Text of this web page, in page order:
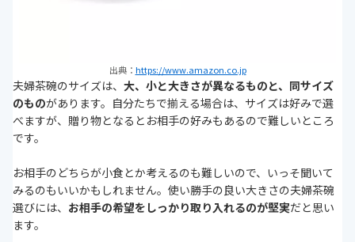
出典： https://www.amazon.co.jp
夫婦茶碗のサイズは、 大、小と大きさが異なるものと、同サイズ
のものがあります。自分たちで揃える場合は、サイズは好みで選
べますが、贈り物となるとお相手の好みもあるので難しいところ
です。
お相手のどちらが小食とか考えるのも難しいので、いっそ聞いて
みるのもいいかもしれません。使い勝手の良い大きさの夫婦茶碗
選びには、 お相手の希望をしっかり取り入れるのが堅実だと思い
ます。